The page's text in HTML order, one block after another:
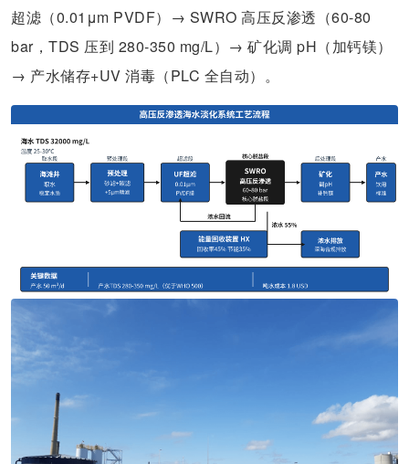
超滤（0.01μm PVDF）→ SWRO 高压反渗透（60-80
bar，TDS 压到 280-350 mg/L）→ 矿化调 pH（加钙镁）
→ 产水储存+UV 消毒（PLC 全自动）。